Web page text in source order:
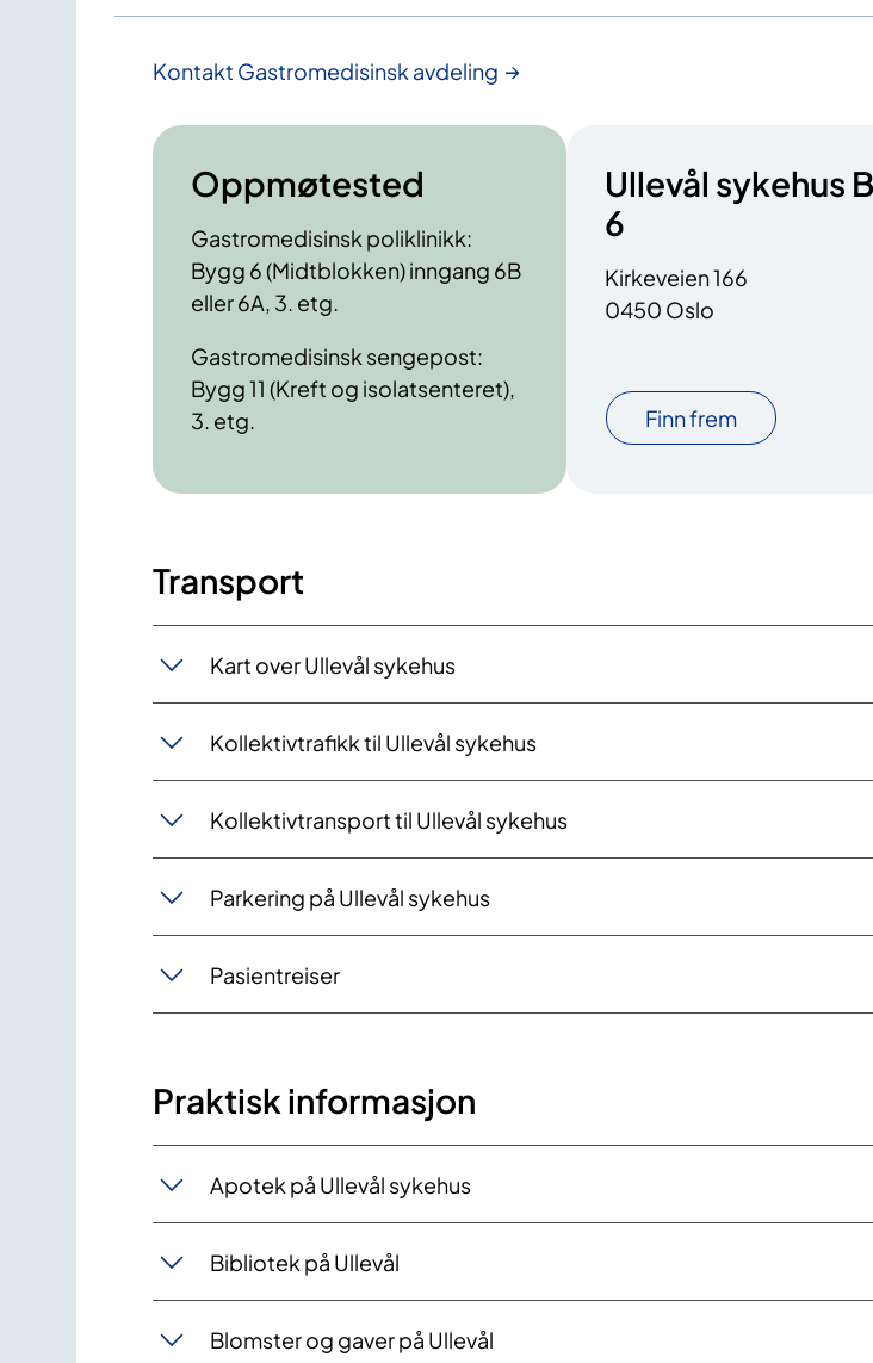
Kontakt Gastromedisinsk avdeling
Oppmøtested
Gastromedisinsk poliklinikk:
Bygg 6 (Midtblokken) inngang 6B
eller 6A, 3. etg.
Gastromedisinsk sengepost:
Bygg 11 (Kreft og isolatsenteret),
3. etg.
Ullevål sykehus
6
Kirkeveien 166
0450 Oslo
Finn frem
Transport
Kart over Ullevål sykehus
Kollektivtrafikk til Ullevål sykehus
Kollektivtransport til Ullevål sykehus
Parkering på Ullevål sykehus
Pasientreiser
Praktisk informasjon
Apotek på Ullevål sykehus
Bibliotek på Ullevål
Blomster og gaver på Ullevål